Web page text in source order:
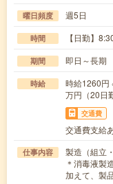
曜日頻度 週5日
時間 【日勤】
期間 即日～長期
時給
時給1260円
万円（20日
交通費
交通費支給
仕事内容
製造（組立
＊消毒液製
加えて、製